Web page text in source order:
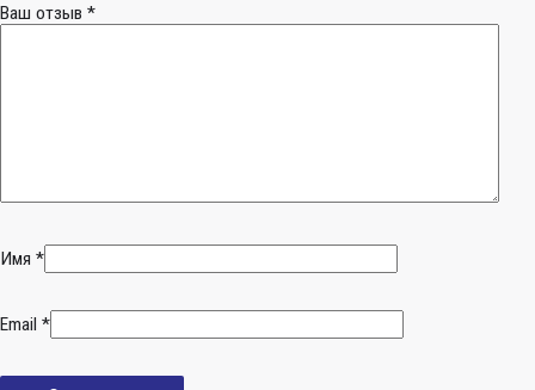
Ваш отзыв *
Имя *
Email *